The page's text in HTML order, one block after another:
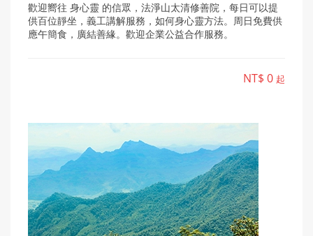
歡迎嚮往 身心靈 的信眾，法淨山太清修善院，每日可以提
供百位靜坐，義工講解服務，如何身心靈方法。周日免費供
應午簡食，廣結善緣。歡迎企業公益合作服務。
NT$ 0 起